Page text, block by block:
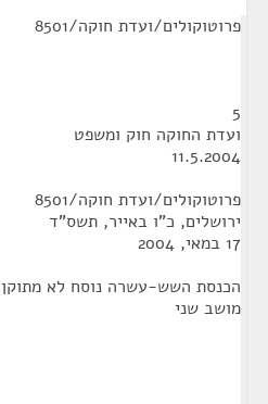
פרוטוקולים/ועדת חוקה/8501
5
ועדת החוקה חוק ומשפט
11.5.2004
פרוטוקולים/ועדת חוקה/8501
ירושלים, כ"ו באייר, תשס"ד
17 במאי, 2004
הכנסת השש-עשרה נוסח לא מתוקן
מושב שני